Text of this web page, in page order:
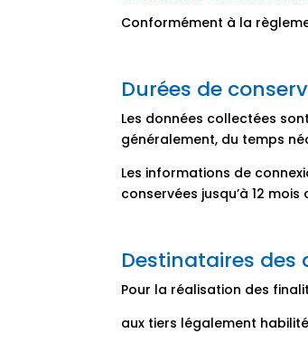
Conformément à la
Durées de
Les données collectées
généralement, du temps
Les informations de
conservées jusqu’à 12
Destinataires des
Pour la réalisation des
aux tiers légalement